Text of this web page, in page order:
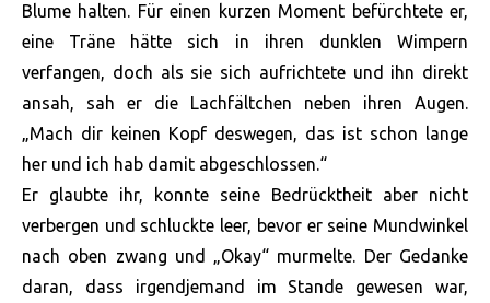
Blume halten. Für einen kurzen Moment befürchtete er,
eine Träne hätte sich in ihren dunklen Wimpern
verfangen, doch als sie sich aufrichtete und ihn direkt
ansah, sah er die Lachfältchen neben ihren Augen.
„Mach dir keinen Kopf deswegen, das ist schon lange
her und ich hab damit abgeschlossen.“
Er glaubte ihr, konnte seine Bedrücktheit aber nicht
verbergen und schluckte leer, bevor er seine Mundwinkel
nach oben zwang und „Okay“ murmelte. Der Gedanke
daran, dass irgendjemand im Stande gewesen war,